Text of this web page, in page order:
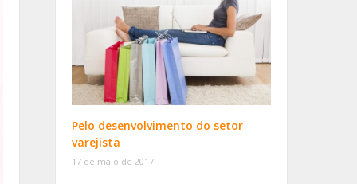
Pelo desenvolvimento do setor
varejista
17 de maio de 2017